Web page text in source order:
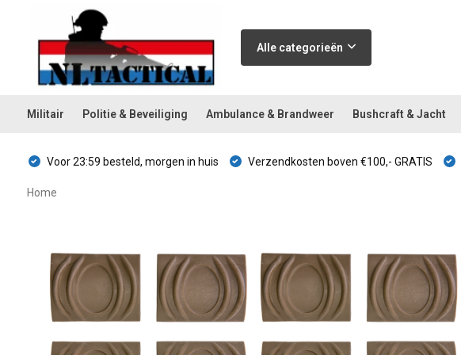
Alle categorieën
Militair Politie & Beveiliging Ambulance & Brandweer Bushcraft & Jacht
Voor 23:59 besteld, morgen in huis Verzendkosten boven €100,- GRATIS
Home